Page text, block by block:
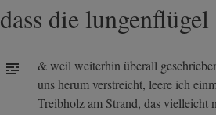
dass die
& weil weiterhin überall
uns herum verstreicht, leere ich
Treibholz am Strand, das vielleicht